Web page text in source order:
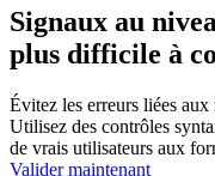
Signaux au
plus difficile à
Évitez les erreurs liées
Utilisez des contrôles
de vrais utilisateurs aux
Valider maintenant